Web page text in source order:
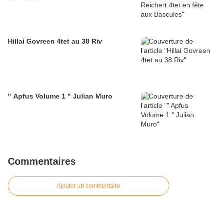
Hillai Govreen 4tet au 38 Riv
" Apfus Volume 1 " Julian Muro
Commentaires
Ajouter un commentaire